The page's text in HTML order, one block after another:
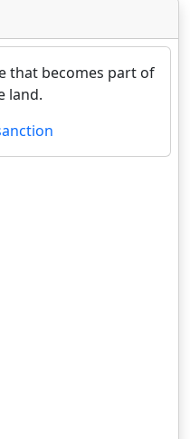
that becomes part of
land.